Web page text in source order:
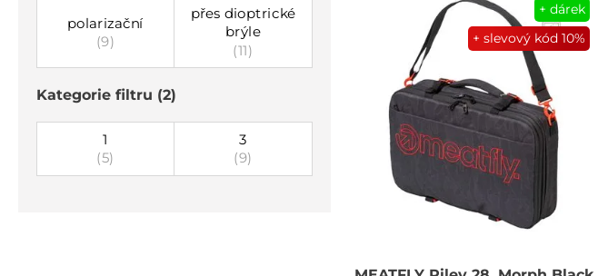
polarizační
(9)
přes dioptrické
brýle
(11)
Kategorie filtru (2)
1
(5)
3
(9)
+ dárek
+ slevový kód 10%